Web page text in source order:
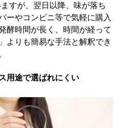
すが、翌日以降、味が落ち
ーやコンビニ等で気軽に購入
酵時間が長く、時間が経って
よりも簡易な手法と解釈でき
用途で選ばれにくい